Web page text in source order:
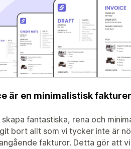
är en minimalistisk
skapa fantastiska, rena och
bort allt som vi tycker inte är
fakturor. Detta gör att